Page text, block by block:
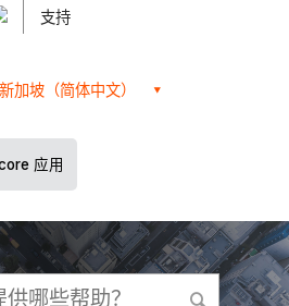
支持
加坡（简体中文）
应用